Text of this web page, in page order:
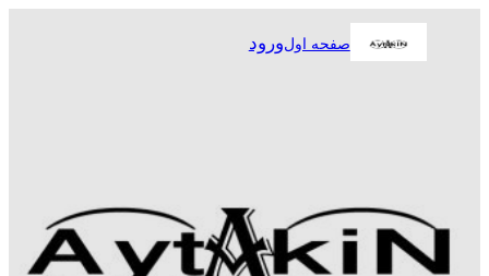
صفحه اولورود